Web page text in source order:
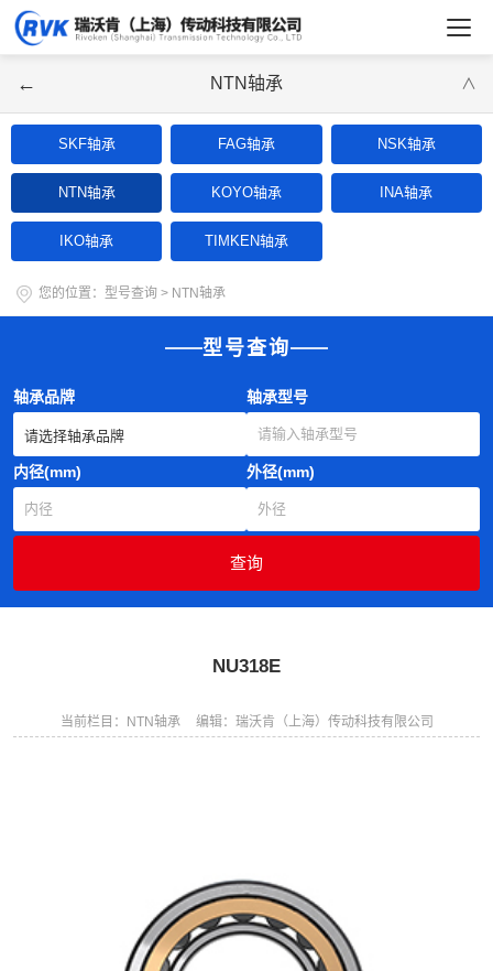
← NTN轴承 ∨
SKF轴承 FAG轴承 NSK轴承
NTN轴承 KOYO轴承 INA轴承
IKO轴承 TIMKEN轴承
您的位置： 型号查询 > NTN轴承
型号查询
轴承品牌 轴承型号
内径(mm) 外径(mm)
NU318E
当前栏目：NTN轴承 编辑：瑞沃肯（上海）传动科技有限公司